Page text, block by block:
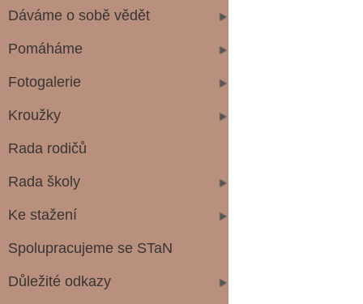
Dáváme o sobě vědět
Pomáháme
Fotogalerie
Kroužky
Rada rodičů
Rada školy
Ke stažení
Spolupracujeme se STaN
Důležité odkazy